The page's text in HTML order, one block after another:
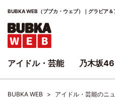
BUBKA WEB（ブブカ・ウェブ）｜グラビア＆
BUBKA WEB アイドル・芸能のニ
アイドル・芸能 乃木坂46